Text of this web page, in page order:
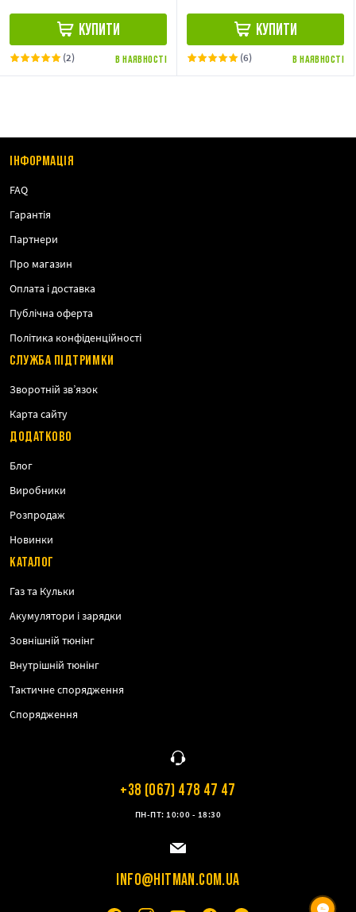
КУПИТИ
В НАЯВНОСТІ
(2)
КУПИТИ
В НАЯВНОСТІ
(6)
ІНФОРМАЦІЯ
FAQ
Гарантія
Партнери
Про магазин
Оплата і доставка
Публічна оферта
Політика конфіденційності
СЛУЖБА ПІДТРИМКИ
Зворотній зв’язок
Карта сайту
ДОДАТКОВО
Блог
Виробники
Розпродаж
Новинки
КАТАЛОГ
Газ та Кульки
Акумулятори і зарядки
Зовнішній тюнінг
Внутрішній тюнінг
Тактичне спорядження
Спорядження
+38 (067) 478 47 47
ПН-ПТ: 10:00 - 18:30
INFO@HITMAN.COM.UA